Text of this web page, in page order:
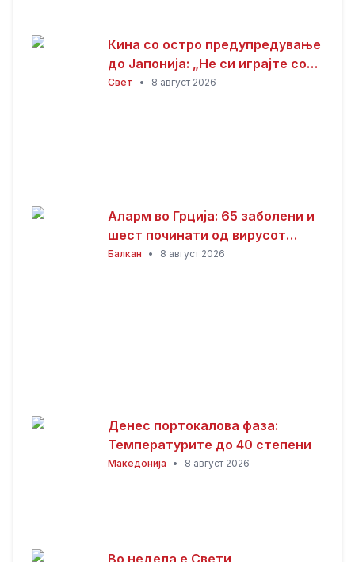
Кина со остро предупредување
до Јапонија: „Не си играјте со
оган“
Свет • 8 август 2026
Аларм во Грција: 65 заболени и
шест починати од вирусот
Западен Нил
Балкан • 8 август 2026
Денес портокалова фаза:
Температурите до 40 степени
Македонија • 8 август 2026
Во недела е Свети